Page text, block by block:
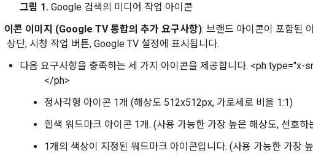
그림 1. Google 검색의 미디어 작업 아이콘
아이콘 이미지 (Google TV 통합의 추가 요구사항): 브랜드 아이콘이 포함된
드 상단, 시청 작업 버튼, Google TV 설정에 표시됩니다.
다음 요구사항을 충족하는 세 가지 아이콘을 제공합니다. <ph type="x-
</ph>
정사각형 아이콘 1개 (해상도 512x512px, 가로세로 비율 1:1)
흰색 워드마크 아이콘 1개. (사용 가능한 가장 높은 해상도, 선호
1개의 색상이 지정된 워드마크 아이콘입니다. (사용 가능한 가장